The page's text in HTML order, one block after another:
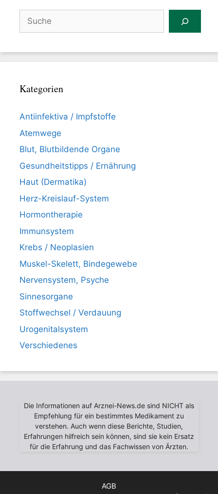
Suchen
Kategorien
Antiinfektiva / Impfstoffe
Atemwege
Blut, Blutbildende Organe
Gesundheitstipps / Ernährung
Haut (Dermatika)
Herz-Kreislauf-System
Hormontherapie
Immunsystem
Krebs / Neoplasien
Muskel-Skelett, Bindegewebe
Nervensystem, Psyche
Sinnesorgane
Stoffwechsel / Verdauung
Urogenitalsystem
Verschiedenes
Die Informationen auf Arznei-News.de sind NICHT als
Empfehlung für ein bestimmtes Medikament zu
verstehen. Auch wenn diese Berichte, Studien,
Erfahrungen hilfreich sein können, sind sie kein Ersatz
für die Erfahrung und das Fachwissen von Ärzten.
AGB